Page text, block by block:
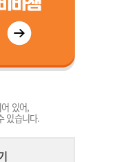
있어,
있습니다.